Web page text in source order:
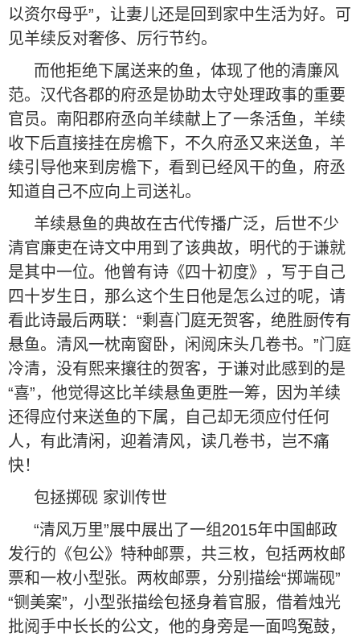
以资尔母乎”，让妻儿还是回到家中生活为好。可
见羊续反对奢侈、厉行节约。
而他拒绝下属送来的鱼，体现了他的清廉风
范。汉代各郡的府丞是协助太守处理政事的重要
官员。南阳郡府丞向羊续献上了一条活鱼，羊续
收下后直接挂在房檐下，不久府丞又来送鱼，羊
续引导他来到房檐下，看到已经风干的鱼，府丞
知道自己不应向上司送礼。
羊续悬鱼的典故在古代传播广泛，后世不少
清官廉吏在诗文中用到了该典故，明代的于谦就
是其中一位。他曾有诗《四十初度》，写于自己
四十岁生日，那么这个生日他是怎么过的呢，请
看此诗最后两联：“剩喜门庭无贺客，绝胜厨传有
悬鱼。清风一枕南窗卧，闲阅床头几卷书。”门庭
冷清，没有熙来攘往的贺客，于谦对此感到的是
“喜”，他觉得这比羊续悬鱼更胜一筹，因为羊续
还得应付来送鱼的下属，自己却无须应付任何
人，有此清闲，迎着清风，读几卷书，岂不痛
快！
包拯掷砚 家训传世
“清风万里”展中展出了一组2015年中国邮政
发行的《包公》特种邮票，共三枚，包括两枚邮
票和一枚小型张。两枚邮票，分别描绘“掷端砚”
“铡美案”，小型张描绘包拯身着官服，借着烛光
批阅手中长长的公文，他的身旁是一面鸣冤鼓，